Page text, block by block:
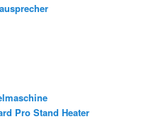
Pro Stand Heater